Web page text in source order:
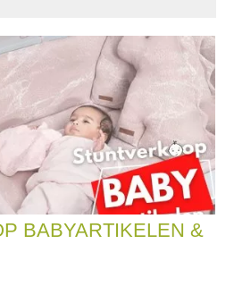
BABYARTIKELEN &